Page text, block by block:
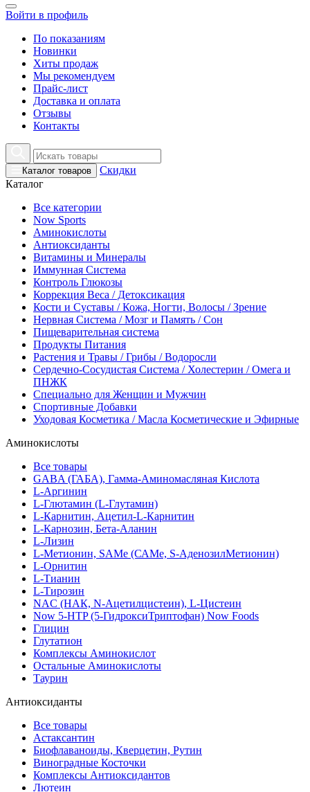
Войти в профиль
По показаниям
Новинки
Хиты продаж
Мы рекомендуем
Прайс-лист
Доставка и оплата
Отзывы
Контакты
Каталог товаров
Скидки
Каталог
Все категории
Now Sports
Аминокислоты
Антиоксиданты
Витамины и Минералы
Иммунная Система
Контроль Глюкозы
Коррекция Веса / Детоксикация
Кости и Суставы / Кожа, Ногти, Волосы / Зрение
Нервная Система / Мозг и Память / Сон
Пищеварительная система
Продукты Питания
Растения и Травы / Грибы / Водоросли
Сердечно-Сосудистая Система / Холестерин / Омега и
ПНЖК
Специально для Женщин и Мужчин
Спортивные Добавки
Уходовая Косметика / Масла Косметические и Эфирные
Аминокислоты
Все товары
GABA (ГАБА), Гамма-Аминомасляная Кислота
L-Аргинин
L-Глютамин (L-Глутамин)
L-Карнитин, Ацетил-L-Карнитин
L-Карнозин, Бета-Аланин
L-Лизин
L-Метионин, SAMe (САМе, S-АденозилМетионин)
L-Орнитин
L-Тианин
L-Тирозин
NAC (НАК, N-Ацетилцистеин), L-Цистеин
Now 5-HTP (5-ГидроксиТриптофан) Now Foods
Глицин
Глутатион
Комплексы Аминокислот
Остальные Аминокислоты
Таурин
Антиоксиданты
Все товары
Астаксантин
Биофлаваноиды, Кверцетин, Рутин
Виноградные Косточки
Комплексы Антиоксидантов
Лютеин